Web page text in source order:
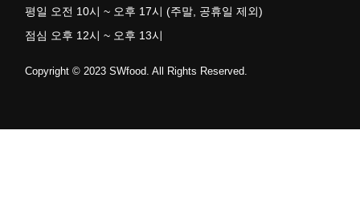
평일 오전 10시 ~ 오후 17시 (주말, 공휴일 제외)
점심 오후 12시 ~ 오후 13시
Copyright © 2023 SWfood. All Rights Reserved.